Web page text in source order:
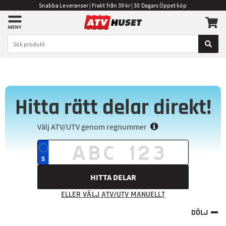
Snabba Leveranser | Frakt från 39 kr | 30 Dagars Öppet köp
Hitta rätt delar direkt!
Välj ATV/UTV genom regnummer
HITTA DELAR
ELLER VÄLJ ATV/UTV MANUELLT
DÖLJ